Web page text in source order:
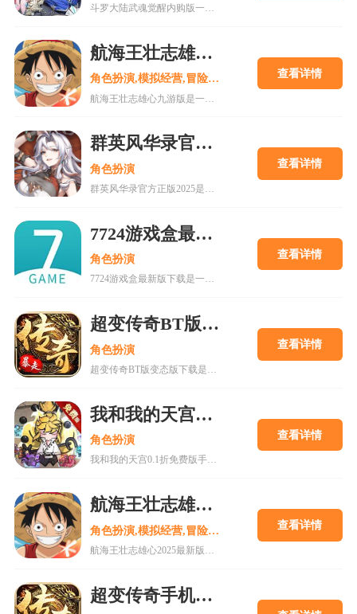
斗罗大陆武魂觉醒内购版一款最新公测的玄幻修仙手游，经典IP改编，游戏高度还原人物剧情，上线就送礼包，魂器魂环应有尽有，等级越高福利越多，收集角色搭配阵容，自动匹配真人玩家。18183手游网为您提供斗罗大陆武魂觉醒内购版下载。
航海王壮志雄心九游版
角色扮演,模拟经营,冒险解谜 查看详情
群英风华录官方正版2025
角色扮演
群英风华录官方正版2025是一款集策略、养成与冒险于一体的国风卡牌游戏，以三国背景为题材，玩家将在历史的洪流中书写属于自己的传奇篇章，通过招募群英，征战四方称霸天下。喜欢的快来18183下载吧~
查看详情
7724游戏盒最新版下载
角色扮演
7724游戏盒最新版下载是一款h5游戏盒子,使用该软件用户可以随意体验各种网页游戏,海量在线游戏资源,无需下载,无需pc即可游玩,更有上千款热门破解游戏可以在线畅玩.感兴趣的朋友可以来下载。
查看详情
超变传奇BT版变态版下载
角色扮演
超变传奇BT版变态版下载是一款以PK为主的大型即时战斗游戏。经典复古的传奇游戏,轻松挂机,高度自由的开放性规则设定等你来解锁!
查看详情
我和我的天宫0.1折免费版手游
角色扮演
我和我的天宫0.1折免费版手游是一款古风仙侠玩家扮演类手游。游戏内所有充值皆为0.1折，更有7日登录豪礼，累计登录豪礼，开服庆典等免费白嫖活动。
查看详情
航海王壮志雄心2025最新版
角色扮演,模拟经营,冒险解谜
航海王壮志雄心2025最新版是一款以全新的航海王游戏过程打造独特的互动式冒险，更高品质的剧情和还原动漫角色的旅途在这里为你呈现。喜欢的小伙伴还在等什么呢?快来18183下载这款游戏吧~
查看详情
超变传奇手机版变态版v1.80下载